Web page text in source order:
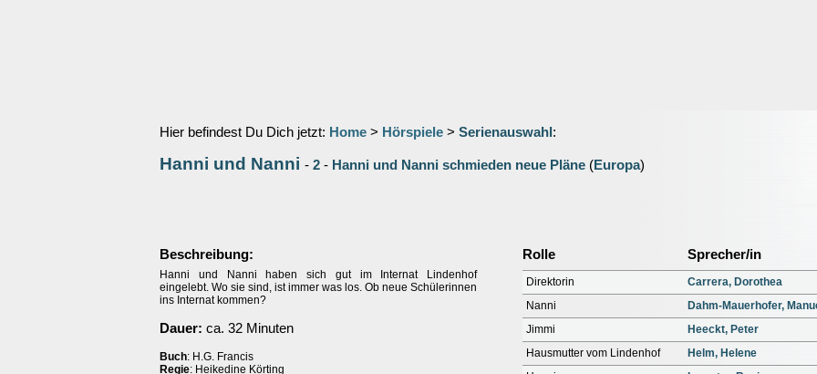
Hier befindest Du Dich jetzt: Home > Hörspiele > Serienauswahl :
Hanni und Nanni - 2 - Hanni und Nanni schmieden neue Pläne (Europa)
Beschreibung:
Hanni und Nanni haben sich gut im Internat Lindenhof
eingelebt. Wo sie sind, ist immer was los. Ob neue Schülerinnen
ins Internat kommen?
Dauer: ca. 32 Minuten
Buch: H.G. Francis
Regie: Heikedine Körting
Rolle Sprecher/in
Direktorin
Carrera, Dorothea
Nanni
Dahm-Mauerhofer,
Jimmi
Heeckt, Peter
Hausmutter vom Lindenhof
Helm, Helene